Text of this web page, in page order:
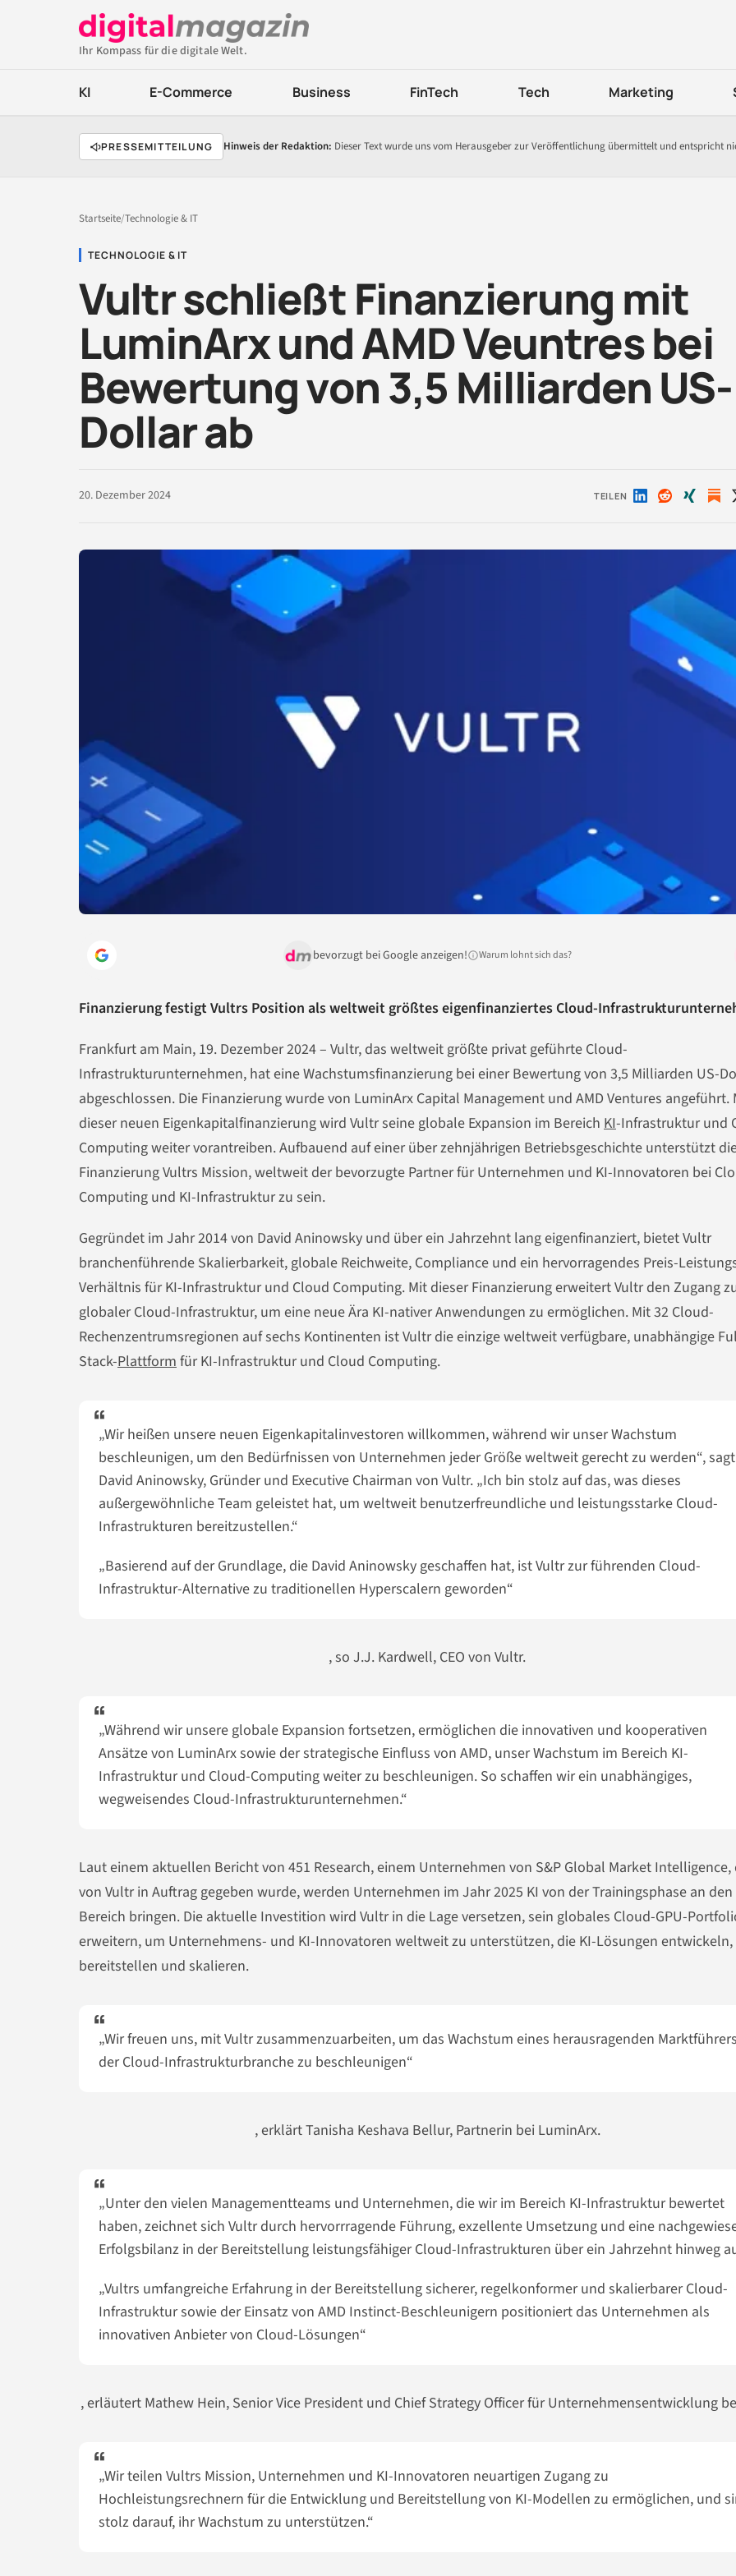
Ihr Kompass für die digitale Welt.
KI E-Commerce Business FinTech Tech Marketing
PRESSEMITTEILUNG Hinweis der Redaktion: Dieser Text wurde uns vom Herausgeber zur Veröffentlichung übermittelt und entspricht
Startseite/Technologie & IT
TECHNOLOGIE & IT
Vultr schließt Finanzierung mit
LuminArx und AMD Veuntres bei
Bewertung von 3,5 Milliarden US-
Dollar ab
20. Dezember 2024 TEILEN Auf Auf Auf
bevorzugt bei Google anzeigen! Warum lohnt sich das?
Finanzierung festigt Vultrs Position als weltweit größtes eigenfinanziertes Cloud-
Frankfurt am Main, 19. Dezember 2024 – Vultr, das weltweit größte privat geführte Cloud-
Infrastrukturunternehmen, hat eine Wachstumsfinanzierung bei einer Bewertung von 3,5 Milliarden US-
abgeschlossen. Die Finanzierung wurde von LuminArx Capital Management und AMD Ventures angeführt.
dieser neuen Eigenkapitalfinanzierung wird Vultr seine globale Expansion im Bereich KI-Infrastruktur und
Computing weiter vorantreiben. Aufbauend auf einer über zehnjährigen Betriebsgeschichte unterstützt
Finanzierung Vultrs Mission, weltweit der bevorzugte Partner für Unternehmen und KI-Innovatoren bei
Computing und KI-Infrastruktur zu sein.
Gegründet im Jahr 2014 von David Aninowsky und über ein Jahrzehnt lang eigenfinanziert, bietet Vultr
branchenführende Skalierbarkeit, globale Reichweite, Compliance und ein hervorragendes Preis-
Verhältnis für KI-Infrastruktur und Cloud Computing. Mit dieser Finanzierung erweitert Vultr den Zugang
globaler Cloud-Infrastruktur, um eine neue Ära KI-nativer Anwendungen zu ermöglichen. Mit 32 Cloud-
Rechenzentrumsregionen auf sechs Kontinenten ist Vultr die einzige weltweit verfügbare, unabhängige
Stack-Plattform für KI-Infrastruktur und Cloud Computing.
„Wir heißen unsere neuen Eigenkapitalinvestoren willkommen, während wir unser Wachstum
beschleunigen, um den Bedürfnissen von Unternehmen jeder Größe weltweit gerecht zu werden“, sagt
David Aninowsky, Gründer und Executive Chairman von Vultr. „Ich bin stolz auf das, was dieses
außergewöhnliche Team geleistet hat, um weltweit benutzerfreundliche und leistungsstarke Cloud-
Infrastrukturen bereitzustellen.“
„Basierend auf der Grundlage, die David Aninowsky geschaffen hat, ist Vultr zur führenden Cloud-
Infrastruktur-Alternative zu traditionellen Hyperscalern geworden“
, so J.J. Kardwell, CEO von Vultr.
„Während wir unsere globale Expansion fortsetzen, ermöglichen die innovativen und kooperativen
Ansätze von LuminArx sowie der strategische Einfluss von AMD, unser Wachstum im Bereich KI-
Infrastruktur und Cloud-Computing weiter zu beschleunigen. So schaffen wir ein unabhängiges,
wegweisendes Cloud-Infrastrukturunternehmen.“
Laut einem aktuellen Bericht von 451 Research, einem Unternehmen von S&P Global Market Intelligence,
von Vultr in Auftrag gegeben wurde, werden Unternehmen im Jahr 2025 KI von der Trainingsphase an den
Bereich bringen. Die aktuelle Investition wird Vultr in die Lage versetzen, sein globales Cloud-GPU-
erweitern, um Unternehmens- und KI-Innovatoren weltweit zu unterstützen, die KI-Lösungen entwickeln,
bereitstellen und skalieren.
„Wir freuen uns, mit Vultr zusammenzuarbeiten, um das Wachstum eines herausragenden
der Cloud-Infrastrukturbranche zu beschleunigen“
, erklärt Tanisha Keshava Bellur, Partnerin bei LuminArx.
„Unter den vielen Managementteams und Unternehmen, die wir im Bereich KI-Infrastruktur bewertet
haben, zeichnet sich Vultr durch hervorrragende Führung, exzellente Umsetzung und eine
Erfolgsbilanz in der Bereitstellung leistungsfähiger Cloud-Infrastrukturen über ein Jahrzehnt hinweg
„Vultrs umfangreiche Erfahrung in der Bereitstellung sicherer, regelkonformer und skalierbarer Cloud-
Infrastruktur sowie der Einsatz von AMD Instinct-Beschleunigern positioniert das Unternehmen als
innovativen Anbieter von Cloud-Lösungen“
, erläutert Mathew Hein, Senior Vice President und Chief Strategy Officer für Unternehmensentwicklung
„Wir teilen Vultrs Mission, Unternehmen und KI-Innovatoren neuartigen Zugang zu
Hochleistungsrechnern für die Entwicklung und Bereitstellung von KI-Modellen zu ermöglichen, und
stolz darauf, ihr Wachstum zu unterstützen.“